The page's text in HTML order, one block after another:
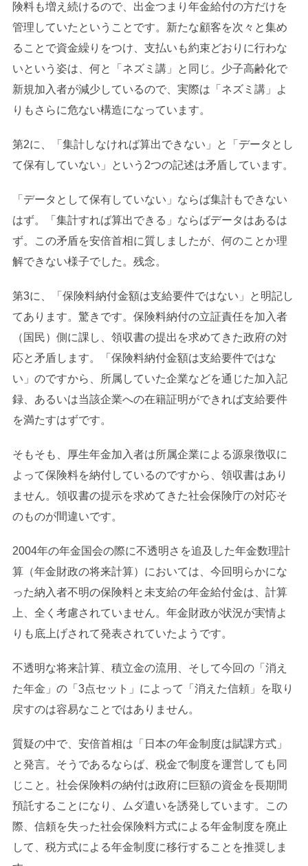
険料も増え続けるので、出金つまり年金給付の方だけを
管理していたということです。新たな顧客を次々と集め
ることで資金繰りをつけ、支払いも約束どおりに行わな
いという姿は、何と「ネズミ講」と同じ。少子高齢化で
新規加入者が減少しているので、実際は「ネズミ講」よ
りもさらに危ない構造になっています。
第2に、「集計しなければ算出できない」と「データとし
て保有していない」という2つの記述は矛盾しています。
「データとして保有していない」ならば集計もできない
はず。「集計すれば算出できる」ならばデータはあるは
ず。この矛盾を安倍首相に質しましたが、何のことか理
解できない様子でした。残念。
第3に、「保険料納付金額は支給要件ではない」と明記し
てあります。驚きです。保険料納付の立証責任を加入者
（国民）側に課し、領収書の提出を求めてきた政府の対
応と矛盾します。「保険料納付金額は支給要件ではな
い」のですから、所属していた企業などを通じた加入記
録、あるいは当該企業への在籍証明ができれば支給要件
を満たすはずです。
そもそも、厚生年金加入者は所属企業による源泉徴収に
よって保険料を納付しているのですから、領収書はあり
ません。領収書の提示を求めてきた社会保険庁の対応そ
のものが間違いです。
2004年の年金国会の際に不透明さを追及した年金数理計
算（年金財政の将来計算）においては、今回明らかにな
った納入者不明の保険料と未支給の年金給付金は、計算
上、全く考慮されていません。年金財政が状況が実情よ
りも底上げされて発表されていたようです。
不透明な将来計算、積立金の流用、そして今回の「消え
た年金」の「3点セット」によって「消えた信頼」を取り
戻すのは容易なことではありません。
質疑の中で、安倍首相は「日本の年金制度は賦課方式」
と発言。そうであるならば、税金で制度を運営しても同
じこと。社会保険料の納付は政府に巨額の資金を長期間
預託することになり、ムダ遣いを誘発しています。この
際、信頼を失った社会保険料方式による年金制度を廃止
して、税方式による年金制度に移行することを推奨しま